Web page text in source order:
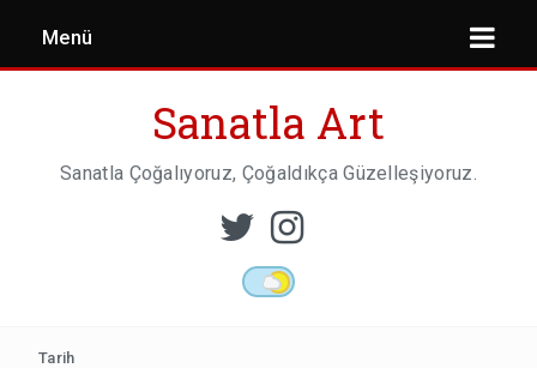
Menü
Sanatla Art
Sanatla Çoğalıyoruz, Çoğaldıkça Güzelleşiyoruz.
Tarih